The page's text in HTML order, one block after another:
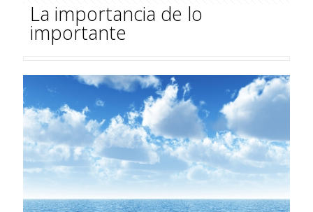
La importancia de lo
importante